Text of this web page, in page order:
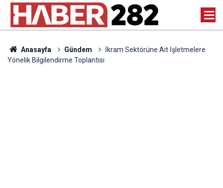
Anasayfa Gündem
İkram Sektörüne Ait İşletmelere
Yönelik Bilgilendirme Toplantısı